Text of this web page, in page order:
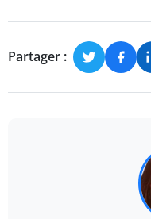
Partager :